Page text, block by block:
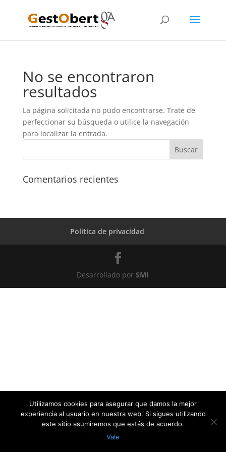
No se encontraron
resultados
La página solicitada no pudo encontrarse. Trate de
perfeccionar su búsqueda o utilice la navegación
para localizar la entrada.
Comentarios recientes
Politica de privacidad
Desarrollado porSMI
Utilizamos cookies para asegurar que damos la mejor
experiencia al usuario en nuestra web. Si sigues utilizando
este sitio asumiremos que estás de acuerdo.
Vale